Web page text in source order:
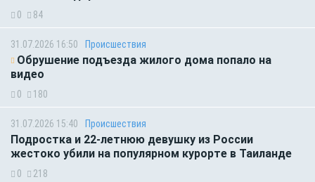
0 84
31.07.2026 16:50 Происшествия
Обрушение подъезда жилого дома попало на
видео
0 180
31.07.2026 15:40 Происшествия
Подростка и 22-летнюю девушку из России
жестоко убили на популярном курорте в Таиланде
0 218